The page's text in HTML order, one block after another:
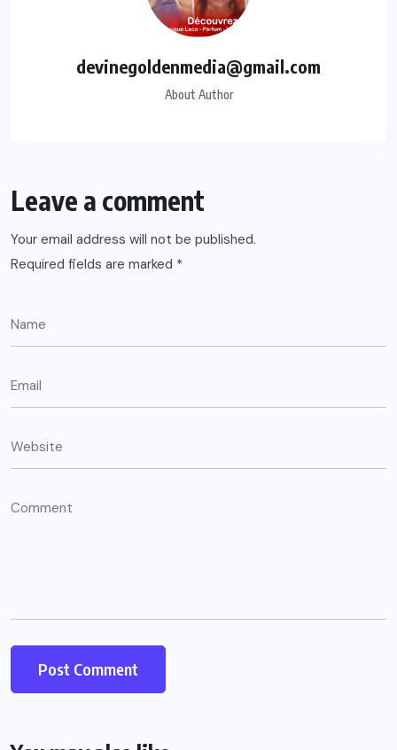
devinegoldenmedia@gmail.com
About Author
Leave a comment
Your email address will not be published.
Required fields are marked *